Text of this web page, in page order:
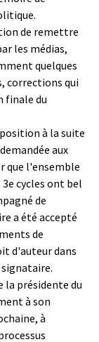
de remettre
les médias,
quelques
corrections qui
finale du
à la suite
aux
que l'ensemble
cycles ont bel
de
a été accepté
de
d'auteur dans
la présidente du
à son
à